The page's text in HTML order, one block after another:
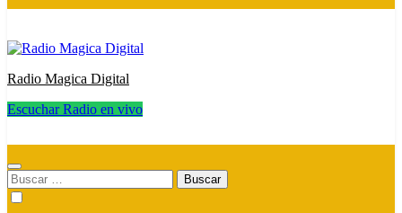
Radio Magica Digital
Escuchar Radio en vivo
Buscar: